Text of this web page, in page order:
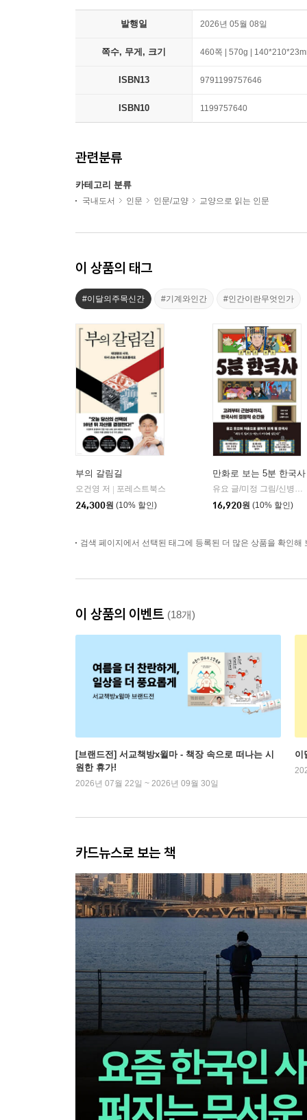
발행일 2026년 05월 08일
쪽수, 무게, 크기 460쪽 | 570g |
ISBN13 9791199757646
ISBN10 1199757640
관련분류
카테고리 분류
국내도서 인문 인문/교양 교양으로 읽는 인문
이 상품의 태그
#이달의주목신간 #기계와인간 #인간이란무엇인가
부의 갈림길
오건영 저
포레스트북스
24,300원 (10% 할인)
만화로 보는 5분 한국사
유요 글/미정 그림/신병주 감수
16,920원 (10% 할인)
검색 페이지에서 선택된 태그에 등록된 더 많은 상품을 확인해
이 상품의 이벤트 (18개)
[브랜드전] 서교책방x윌마 - 책장 속으로 떠나는 시
원한 휴가!
2026년 07월 22일 ~ 2026년 09월 30일
이
카드뉴스로 보는 책